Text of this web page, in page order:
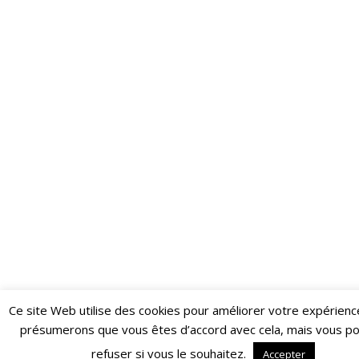
Restez informé·e des dernières actualités du Poing !
ABONNEZ-VOUS À LA NEWSLETTER
Ce site Web utilise des cookies pour améliorer votre
présumerons que vous êtes d’accord avec cela, mais vous
refuser si vous le souhaitez.
Accepter